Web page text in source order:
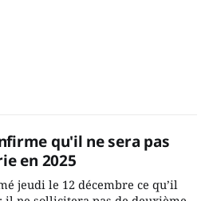
qu'il ne sera pas
en 2025
jeudi le 12 décembre ce qu’il